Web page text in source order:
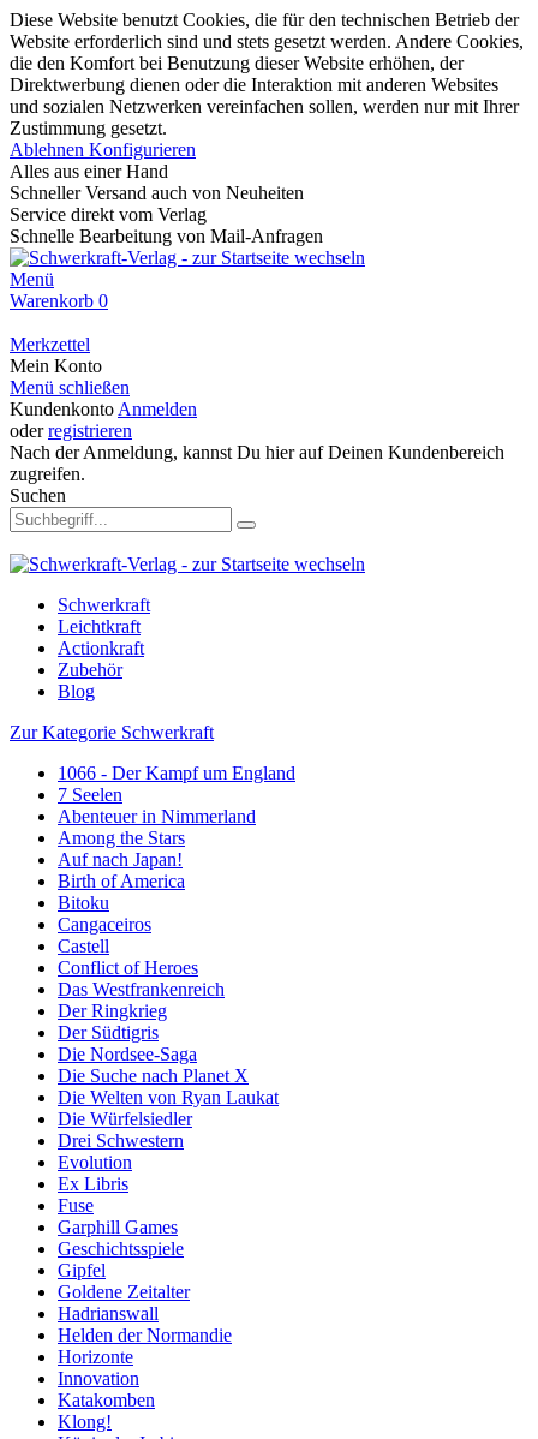
Diese Website benutzt Cookies, die für den technischen Betrieb der
Website erforderlich sind und stets gesetzt werden. Andere Cookies,
die den Komfort bei Benutzung dieser Website erhöhen, der
Direktwerbung dienen oder die Interaktion mit anderen Websites
und sozialen Netzwerken vereinfachen sollen, werden nur mit Ihrer
Zustimmung gesetzt.
Ablehnen Konfigurieren
Alles aus einer Hand
Schneller Versand auch von Neuheiten
Service direkt vom Verlag
Schnelle Bearbeitung von Mail-Anfragen
Menü
Warenkorb 0
Merkzettel
Mein Konto
Menü schließen
Kundenkonto Anmelden
oderregistrieren
Nach der Anmeldung, kannst Du hier auf Deinen Kundenbereich
zugreifen.
Suchen
Schwerkraft
Leichtkraft
Actionkraft
Zubehör
Blog
Zur Kategorie Schwerkraft
1066 - Der Kampf um England
7 Seelen
Abenteuer in Nimmerland
Among the Stars
Auf nach Japan!
Birth of America
Bitoku
Cangaceiros
Castell
Conflict of Heroes
Das Westfrankenreich
Der Ringkrieg
Der Südtigris
Die Nordsee-Saga
Die Suche nach Planet X
Die Welten von Ryan Laukat
Die Würfelsiedler
Drei Schwestern
Evolution
Ex Libris
Fuse
Garphill Games
Geschichtsspiele
Gipfel
Goldene Zeitalter
Hadrianswall
Helden der Normandie
Horizonte
Innovation
Katakomben
Klong!